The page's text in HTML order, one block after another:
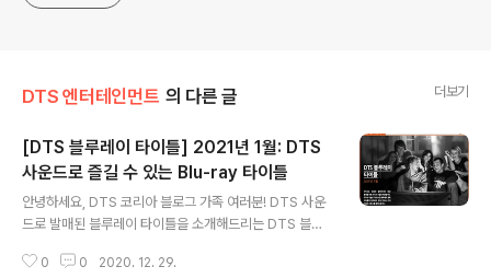
DTS 엔터테인먼트 의 다른 글 더보기
[DTS 블루레이 타이틀] 2021년 1월: DTS
사운드로 즐길 수 있는 Blu-ray 타이틀
안녕하세요, DTS 코리아 블로그 가족 여러분! DTS 사운
드로 발매된 블루레이 타이틀을 소개해드리는 DTS 블루
치는 스토리를 기반으로 한 세 편의 해외 영화를 소개하고
0 0 2020. 12. 29.